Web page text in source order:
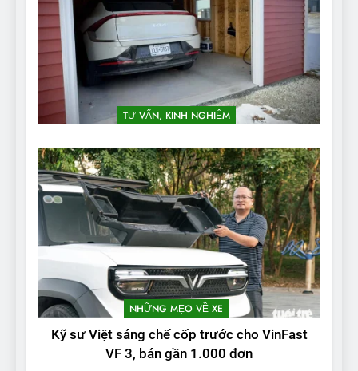
TƯ VẤN, KINH NGHIỆM
NHỮNG MẸO VỀ XE
Kỹ sư Việt sáng chế cốp trước cho VinFast
VF 3, bán gần 1.000 đơn